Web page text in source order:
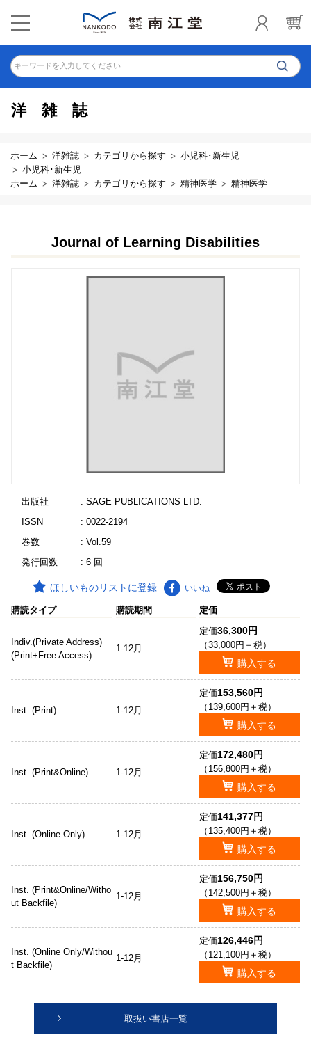
キーワードを入力してください
洋雑誌
ホーム 洋雑誌 カテゴリから探す
小児科･新生児
小児科･新生児
ホーム
洋雑誌 カテゴリから探す 精神医学 精神医学
Journal of Learning Disabilities
出版社
: SAGE PUBLICATIONS LTD.
ISSN
: 0022-2194
巻数
: Vol.59
発行回数
: 6 回
ほしいものリストに登録 いいね
購読タイプ 購読期間 定価
Indiv.(Private Address)
(Print+Free Access)
1-12月
定価36,300円
（33,000円＋税）
購入する
Inst. (Print) 1-12月
定価153,560円
（139,600円＋税）
購入する
Inst. (Print&Online) 1-12月
定価172,480円
（156,800円＋税）
購入する
Inst. (Online Only) 1-12月
定価141,377円
（135,400円＋税）
購入する
Inst. (Print&Online/Witho
ut Backfile)
1-12月
定価156,750円
（142,500円＋税）
購入する
Inst. (Online Only/Withou
t Backfile)
1-12月
定価126,446円
（121,100円＋税）
購入する
取扱い書店一覧